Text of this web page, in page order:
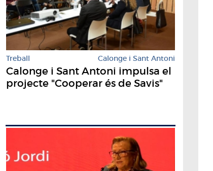
Treball Calonge i Sant Antoni
Calonge i Sant Antoni impulsa el
projecte "Cooperar és de Savis"